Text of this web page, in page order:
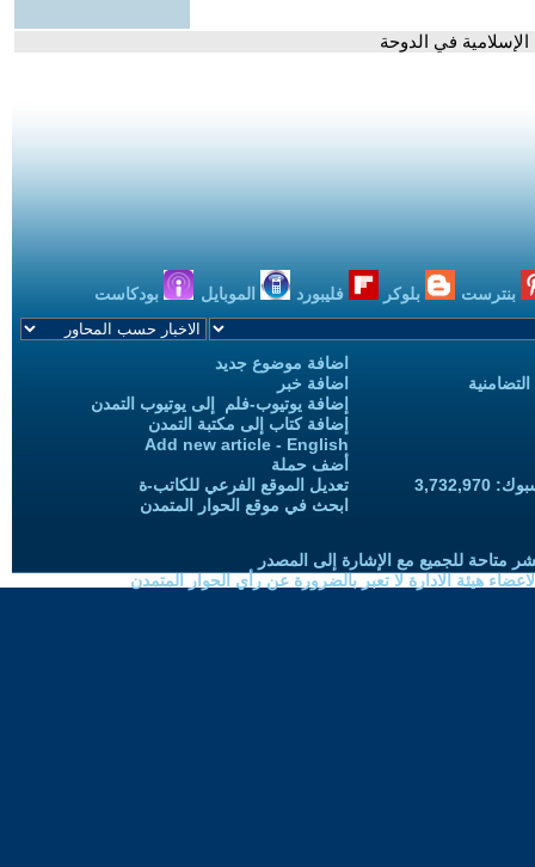
في الدوحة
بنترست بلوكر فليبورد الموبايل بودكاست
اضافة موضوع جديد
اضافة خبر
إضافة يوتيوب-فلم إلى يوتيوب التمدن
إضافة كتاب إلى مكتبة التمدن
Add new article - English
أضف حملة
تعديل الموقع الفرعي للكاتب-ة
ابحث في موقع الحوار المتمدن
متاحة للجميع مع الإشارة إلى المصدر
هيئة الادارة لا تعبر بالضرورة عن رأي الحوار المتمدن